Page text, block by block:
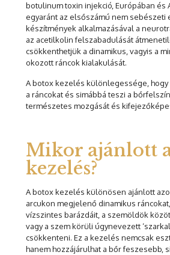
botulinum toxin injekció, Európában és
egyaránt az elsőszámú nem sebészeti
készítmények alkalmazásával a
az acetilkolin felszabadulását
csökkenthetjük a dinamikus, vagyis a
okozott ráncok kialakulását.
A botox kezelés különlegessége,
a ráncokat és simábbá teszi a
természetes mozgását és
Mikor ajánlott
kezelés?
A botox kezelés különösen ajánlott
arcukon megjelenő dinamikus
vízszintes barázdáit, a szemöldök
vagy a szem körüli úgynevezett
csökkenteni. Ez a kezelés nemcsak
hanem hozzájárulhat a bőr feszesebb,